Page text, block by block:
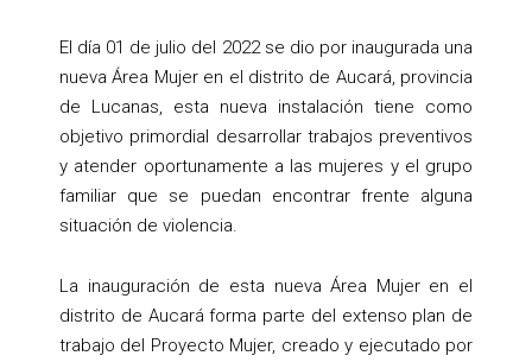
El día 01 de julio del 2022 se dio por inaugurada una
nueva Área Mujer en el distrito de Aucará, provincia
de Lucanas, esta nueva instalación tiene como
objetivo primordial desarrollar trabajos preventivos
y atender oportunamente a las mujeres y el grupo
familiar que se puedan encontrar frente alguna
situación de violencia.
La inauguración de esta nueva Área Mujer en el
distrito de Aucará forma parte del extenso plan de
trabajo del Proyecto Mujer, creado y ejecutado por